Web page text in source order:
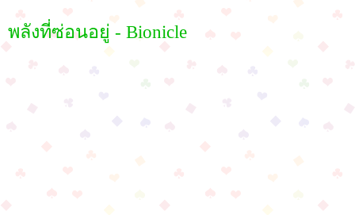
พลังที่ซ่อนอยู่ - Bionicle